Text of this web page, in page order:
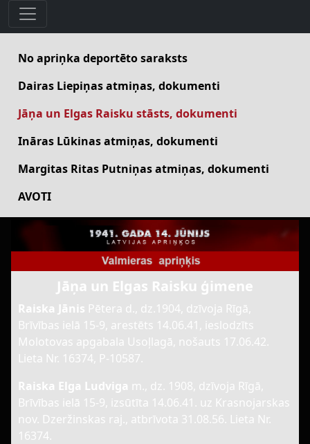
No apriņka deportēto saraksts
Dairas Liepiņas atmiņas, dokumenti
Jāņa un Elgas Raisku stāsts, dokumenti
Ināras Lūkinas atmiņas, dokumenti
Margitas Ritas Putniņas atmiņas, dokumenti
AVOTI
Jāņa un Elgas Raisku ģimene
Raiska Jānis Pētera d., dz.1904, dzīvoja Rīgā,
Brīvības ielā 15-9, arestēts 14.06.41, ieslodzīts
Molotovas apgabala Usoļlagā, nošauts 17.06.42.
Lieta Nr. 16374, P-10587.
Raiska Elga Ludviga m., dz. 1908, dzīvoja Rīgā,
Brīvības ielā 15-9, izsūtīta 14.06.41. uz Krasnojarskas
nov. Dzeržinskas raj., atbrīvota 31.08.56. Lieta Nr.
16374.